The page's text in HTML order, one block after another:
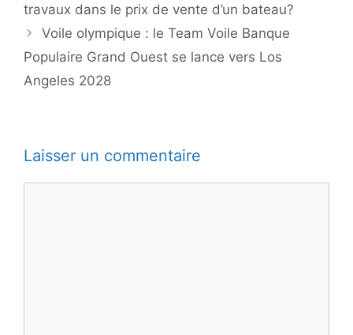
travaux dans le prix de vente d’un bateau?
Voile olympique : le Team Voile Banque
Populaire Grand Ouest se lance vers Los
Angeles 2028
Laisser un commentaire